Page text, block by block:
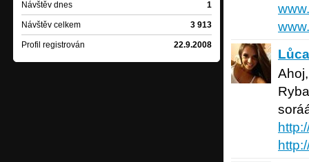
Návštěv dnes 1
Návštěv celkem 3 913
Profil registrován 22.9.2008 Lůca
Lůca